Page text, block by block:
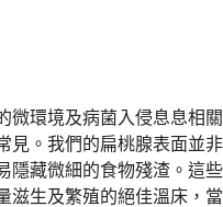
微環境及病菌入侵息息相
見。我們的扁桃腺表面並
隱藏微細的食物殘渣。這
滋生及繁殖的絕佳溫床，